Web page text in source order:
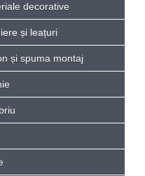
decorative
și leațuri
și spuma montaj